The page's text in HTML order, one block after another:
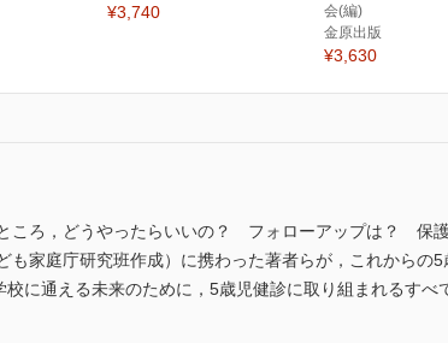
¥3,740
会(編)
金原出版
¥3,630
ころ，どうやったらいいの？ フォローアップは？ 保
も家庭庁研究班作成）に携わった著者らが，これからの
に通える未来のために，5歳児健診に取り組まれるすべ